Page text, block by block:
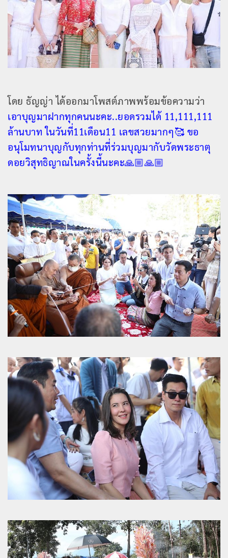
โดย ธัญญ่า ได้ออกมาโพสต์ภาพพร้อมข้อความว่า
เอาบุญมาฝากทุกคนนะคะ..ยอดรวมได้ 11,111,111
ล้านบาท ในวันที่11เดือน11 เลขสวยมากๆ🥰 ขอ
อนุโมทนาบุญกับทุกท่านที่ร่วมบุญมากับวัดพระธาตุ
ดอยวิสุทธิญาณในครั้งนี้นะคะ🙏🏼🙏🏼